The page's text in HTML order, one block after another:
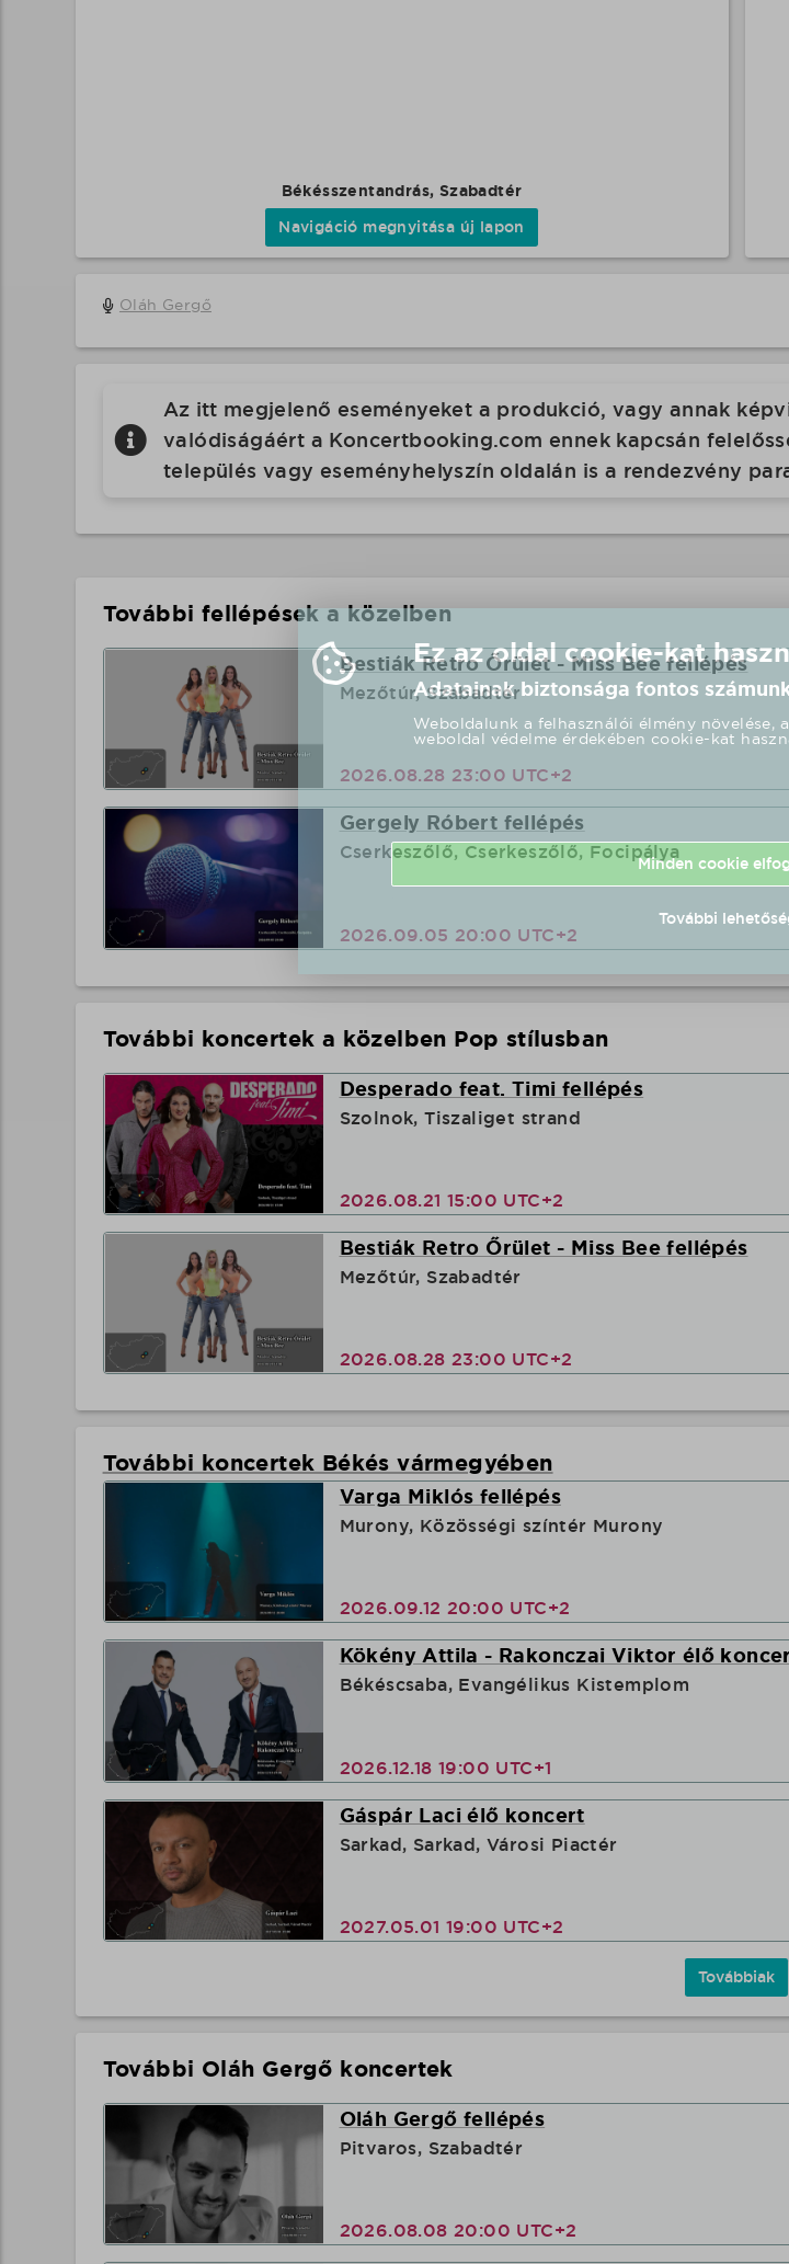
Békésszentandrás, Szabadtér
Navigáció megnyitása új lapon
Oláh Gergő
Az itt megjelenő eseményeket a produkció, vagy annak
valódiságáért a Koncertbooking.com ennek kapcsán
település vagy eseményhelyszín oldalán is a rendezvény
További fellépések a közelben
Bestiák Retro Őrület - Miss Bee fellépés
Mezőtúr, Szabadtér
2026.08.28 23:00 UTC+2
Gergely Róbert fellépés
Cserkeszőlő, Cserkeszőlő, Focipálya
2026.09.05 20:00 UTC+2
További koncertek a közelben Pop stílusban
Desperado feat. Timi fellépés
Szolnok, Tiszaliget strand
2026.08.21 15:00 UTC+2
Bestiák Retro Őrület - Miss Bee fellépés
Mezőtúr, Szabadtér
2026.08.28 23:00 UTC+2
További koncertek Békés vármegyében
Varga Miklós fellépés
Murony, Közösségi színtér Murony
2026.09.12 20:00 UTC+2
Kökény Attila - Rakonczai Viktor élő
Békéscsaba, Evangélikus Kistemplom
2026.12.18 19:00 UTC+1
Gáspár Laci élő koncert
Sarkad, Sarkad, Városi Piactér
2027.05.01 19:00 UTC+2
Továbbiak
További Oláh Gergő koncertek
Oláh Gergő fellépés
Pitvaros, Szabadtér
2026.08.08 20:00 UTC+2
Ez az oldal cookie-kat
Adatainak biztonsága fontos
Weboldalunk a felhasználói élmény növelése,
weboldal védelme érdekében cookie-kat
Minden
További